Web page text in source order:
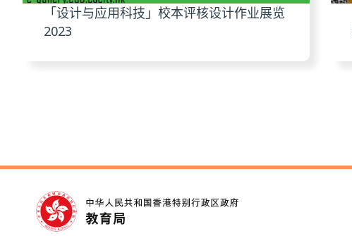
「设计与应用科技」校本评核设计作业展览
2023